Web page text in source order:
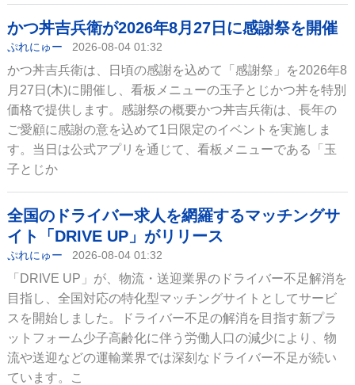
かつ丼吉兵衛が2026年8月27日に感謝祭を開催
ぷれにゅー 2026-08-04 01:32
かつ丼吉兵衛は、日頃の感謝を込めて「感謝祭」を2026年8
月27日(木)に開催し、看板メニューの玉子とじかつ丼を特別
価格で提供します。感謝祭の概要かつ丼吉兵衛は、長年の
ご愛顧に感謝の意を込めて1日限定のイベントを実施しま
す。当日は公式アプリを通じて、看板メニューである「玉
子とじか
全国のドライバー求人を網羅するマッチングサ
イト「DRIVE UP」がリリース
ぷれにゅー 2026-08-04 01:32
「DRIVE UP」が、物流・送迎業界のドライバー不足解消を
目指し、全国対応の特化型マッチングサイトとしてサービ
スを開始しました。ドライバー不足の解消を目指す新プラ
ットフォーム少子高齢化に伴う労働人口の減少により、物
流や送迎などの運輸業界では深刻なドライバー不足が続い
ています。こ